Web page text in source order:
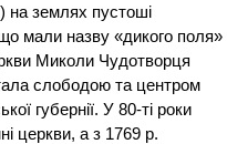
на землях пустоші
мали назву «дикого поля»
Миколи Чудотворця
слободою та центром
губернії. У 80-ті роки
церкви, а з 1769 р.